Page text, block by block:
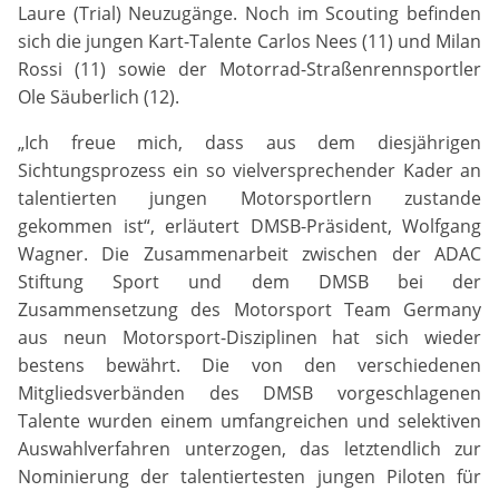
Laure (Trial) Neuzugänge. Noch im Scouting befinden
sich die jungen Kart-Talente Carlos Nees (11) und Milan
Rossi (11) sowie der Motorrad-Straßenrennsportler
Ole Säuberlich (12).
„Ich freue mich, dass aus dem diesjährigen
Sichtungsprozess ein so vielversprechender Kader an
talentierten jungen Motorsportlern zustande
gekommen ist“, erläutert DMSB-Präsident, Wolfgang
Wagner. Die Zusammenarbeit zwischen der ADAC
Stiftung Sport und dem DMSB bei der
Zusammensetzung des Motorsport Team Germany
aus neun Motorsport-Disziplinen hat sich wieder
bestens bewährt. Die von den verschiedenen
Mitgliedsverbänden des DMSB vorgeschlagenen
Talente wurden einem umfangreichen und selektiven
Auswahlverfahren unterzogen, das letztendlich zur
Nominierung der talentiertesten jungen Piloten für
Cookie Laufzeit:
24 Monate
Medien & externe Dienste
Um Inhalte von Videoplattformen und weiteren externen
Diensten anzeigen zu können, werden von diesen ggf.
Cookies gesetzt. Die Einbindung kann bei Bedarf einzeln
aktiviert werden.
YouTube
Anbieter:
Google LLC
Zweck:
Cookies, die ggf. zur Einbettung und Bereitstellung
von Videos auf unserer Website gesetzt werden.